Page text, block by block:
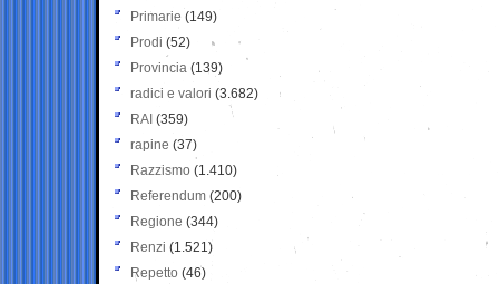
Primarie (149)
Prodi (52)
Provincia (139)
radici e valori (3.682)
RAI (359)
rapine (37)
Razzismo (1.410)
Referendum (200)
Regione (344)
Renzi (1.521)
Repetto (46)